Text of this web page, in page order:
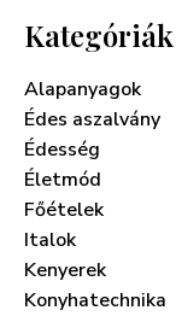
Kategóriák
Alapanyagok
Édes aszalvány
Édesség
Életmód
Főételek
Italok
Kenyerek
Konyhatechnika